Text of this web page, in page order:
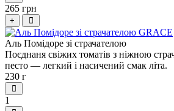
265 грн
+
Аль Помідоре зі страчателою
Поєднаня свіжих томатів з ніжною
песто — легкий і насичений смак літа.
230 г
1